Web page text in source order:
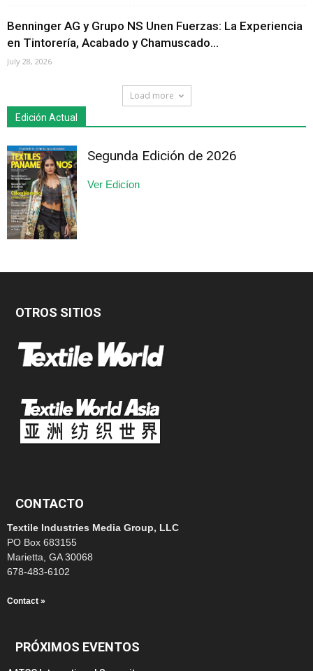
Benninger AG y Grupo NS Unen Fuerzas: La Experiencia
en Tintorería, Acabado y Chamuscado...
July 28, 2026
Load more
Edición Actual
Segunda Edición de 2026
Ver Edicíon
OTROS SITIOS
CONTACTO
Textile Industries Media Group, LLC
PO Box 683155
Marietta, GA 30068
678-483-6102
Contact »
PRÓXIMOS EVENTOS